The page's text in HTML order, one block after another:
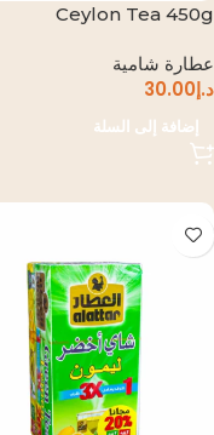
Ceylon Tea 450g
عطارة شامية
د.إ30.00
إضافة إلى السلة